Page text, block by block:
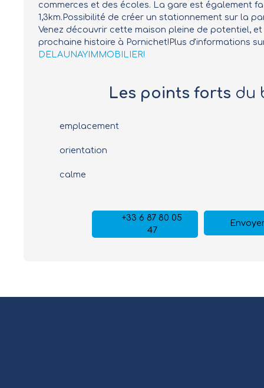
commerces et des écoles. La gare est également
1,3km.Possibilité de créer un stationnement sur la
Venez découvrir cette maison pleine de potentiel,
prochaine histoire à Pornichet!Plus d'informations
DELAUNAYIMMOBILIER!
Les points forts du
emplacement
orientation
calme
+33 6 87 80 05
47